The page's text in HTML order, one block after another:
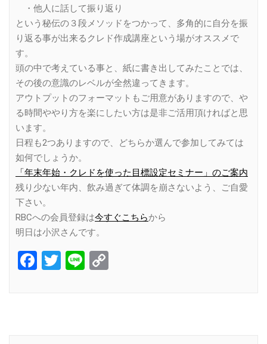
・他人に話して振り返り
という秘伝の３段メソッドをつかって、多角的に自分を振
り返る事が出来るクレド作成講座という場がオススメで
す。
頭の中で考えている事と、紙に書き出してみたことでは、
その後の意識のレベルが全然違ってきます。
アウトプットのフォーマットもご用意がありますので、や
る時間ややり方を楽にしたい方は是非ご活用頂ければと思
います。
日程も2つありますので、どちらか選んで参加してみては
如何でしょうか。
「年末年始・クレドを使った目標設定セミナー」のご案内
残り少ない年内、飲み過ぎて体調を崩さないよう、ご自愛
下さい。
RBCへの会員登録は今すぐこちらから
明日は小沢さんです。
Facebook
Twitter
Line